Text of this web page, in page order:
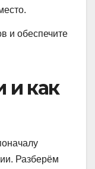
и обеспечите
и как
Разберём